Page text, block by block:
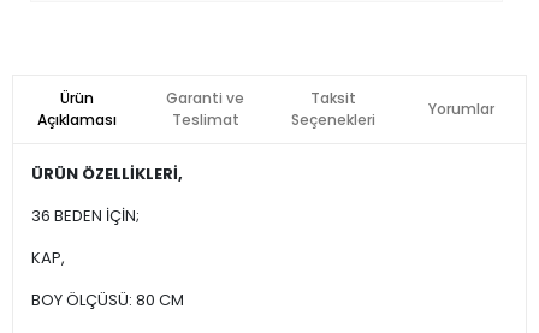
Ürün
Açıklaması
Garanti ve
Teslimat
Taksit
Seçenekleri
Yorumlar
ÜRÜN ÖZELLİKLERİ,
36 BEDEN İÇİN;
KAP,
BOY ÖLÇÜSÜ: 80 CM